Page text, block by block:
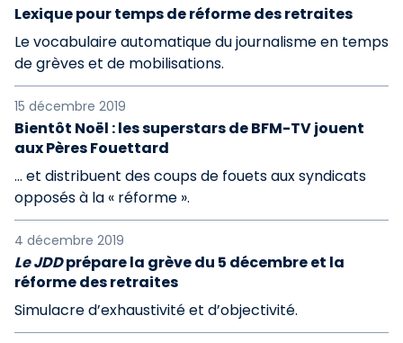
Lexique pour temps de réforme des retraites
Le vocabulaire automatique du journalisme en temps
de grèves et de mobilisations.
15 décembre 2019
Bientôt Noël : les superstars de BFM-TV jouent
aux Pères Fouettard
… et distribuent des coups de fouets aux syndicats
opposés à la « réforme ».
4 décembre 2019
Le JDDprépare la grève du 5 décembre et la
réforme des retraites
Simulacre d’exhaustivité et d’objectivité.